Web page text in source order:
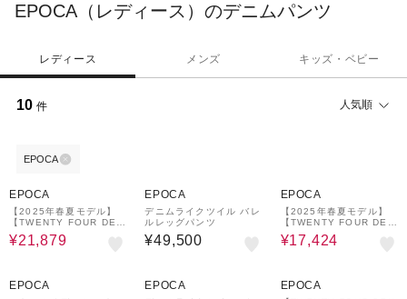
EPOCA（レディース）のデニムパンツ
レディース メンズ キッズ・ベビー
10 件 人気順
EPOCA
EPOCA
【2025年春夏モデル】
【TWENTY FOUR DEN
IM】 バギーデニムパン
ツ
¥21,879
EPOCA
デニムライクツイル バレ
ルレッグパンツ
¥49,500
EPOCA
【2025年春夏モデル】
【TWENTY FOUR DEN
IM】 テーパードデニム
パンツ
¥17,424
EPOCA EPOCA EPOCA